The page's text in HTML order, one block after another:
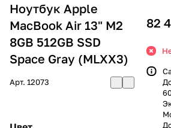
Ноутбук Apple
MacBook Air 13" M2
8GB 512GB SSD
Space Gray (MLXX3)
Арт. 12073
82